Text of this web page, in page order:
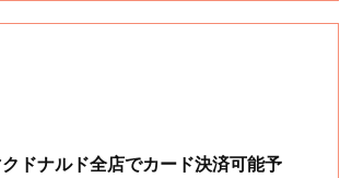
ドナルド全店でカード決済可能予